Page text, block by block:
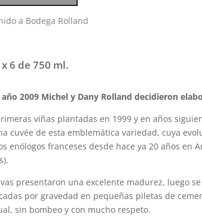
Malbec 2023
6 de 750 ml.
año 2009 Michel y Dany Rolland decidieron
viñas plantadas en 1999 y en años
cuvée de esta emblemática variedad, cuya
enólogos franceses desde hace ya 20 años en
presentaron una excelente madurez, luego
por gravedad en pequeñas piletas de
sin bombeo y con mucho respeto.
a Bodega Rolland